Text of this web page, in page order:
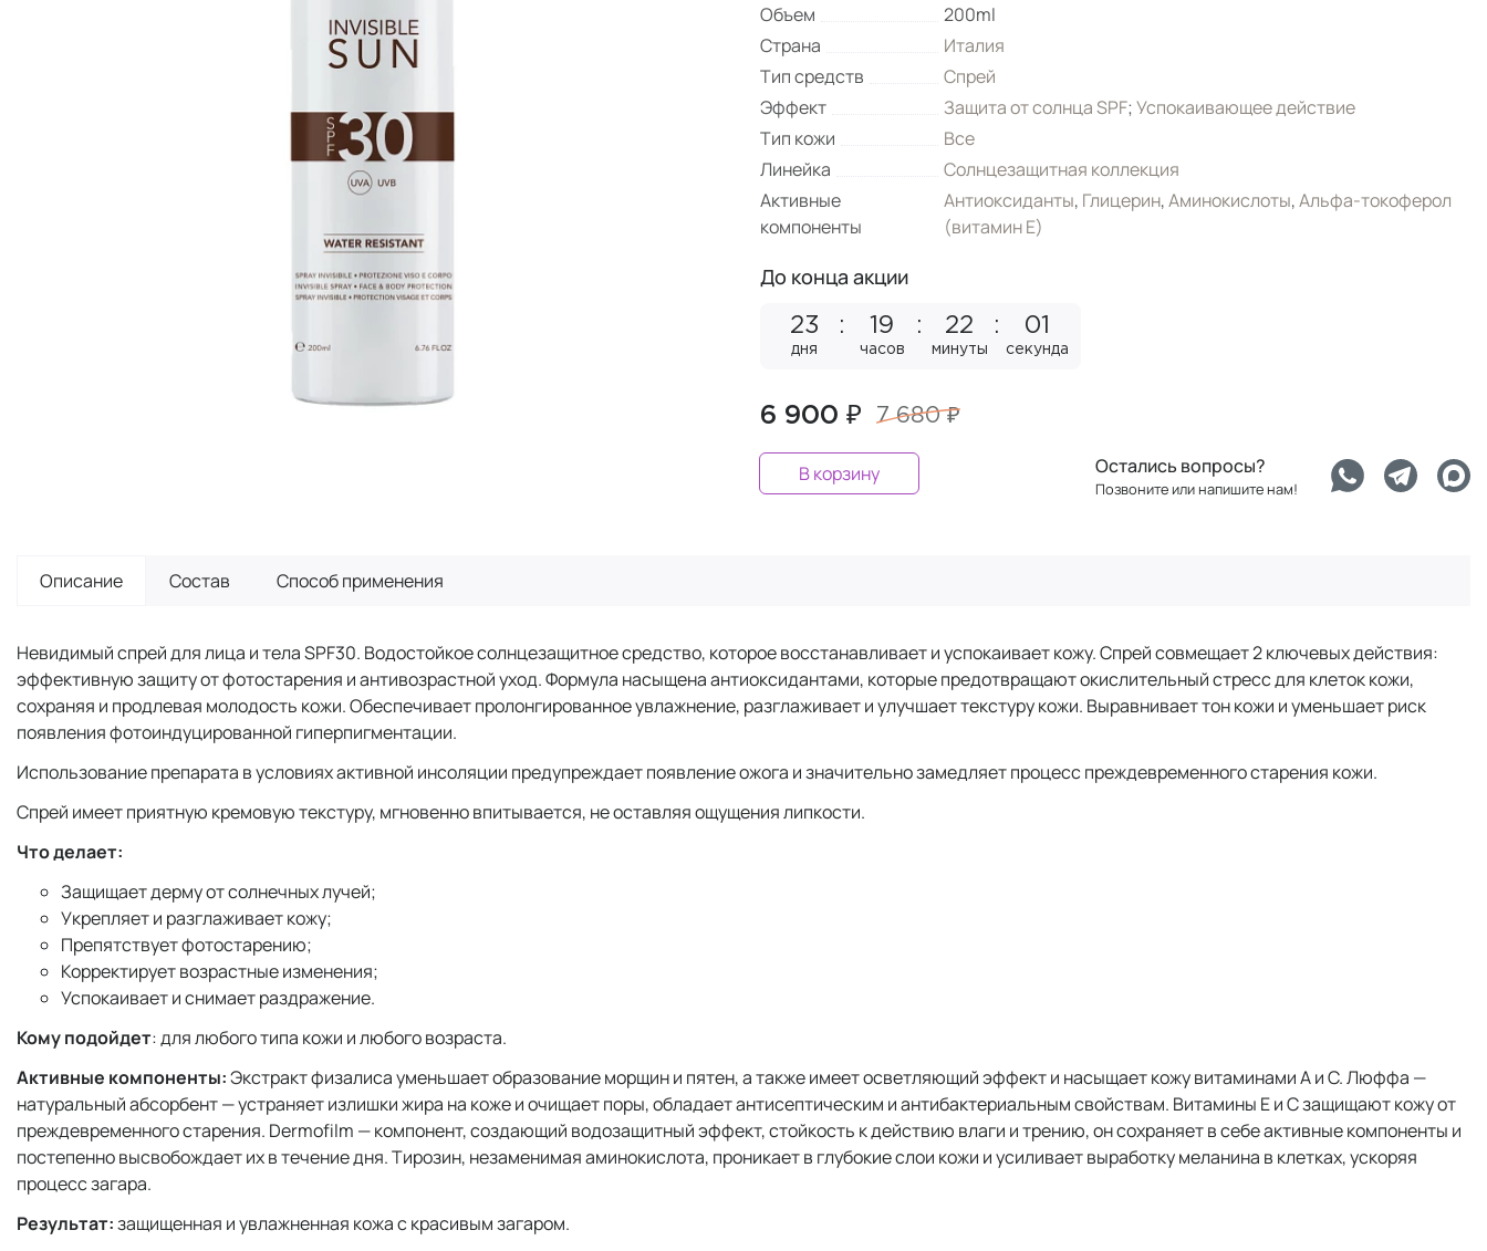
Объем
200ml
Страна
Италия
Тип средств
Спрей
Эффект
Защита от солнца SPF;Успокаивающее действие
Тип кожи
Все
Линейка
Солнцезащитная коллекция
Активные
компоненты
Антиоксиданты, Глицерин,Аминокислоты,Альфа-токоферол
(витамин Е)
До конца акции
23
дня
19
часов
22
минуты
01
секунда
6 900 ₽ 7 680 ₽
В корзину Остались вопросы?
Позвоните или напишите нам!
Описание Состав Способ применения
Невидимый спрей для лица и тела SPF30. Водостойкое солнцезащитное средство, которое восстанавливает и успокаивает кожу. Спрей совмещает 2 ключевых действия:
эффективную защиту от фотостарения и антивозрастной уход. Формула насыщена антиоксидантами, которые предотвращают окислительный стресс для клеток кожи,
сохраняя и продлевая молодость кожи. Обеспечивает пролонгированное увлажнение, разглаживает и улучшает текстуру кожи. Выравнивает тон кожи и уменьшает риск
появления фотоиндуцированной гиперпигментации.
Использование препарата в условиях активной инсоляции предупреждает появление ожога и значительно замедляет процесс преждевременного старения кожи.
Спрей имеет приятную кремовую текстуру, мгновенно впитывается, не оставляя ощущения липкости.
Что делает:
Защищает дерму от солнечных лучей;
Укрепляет и разглаживает кожу;
Препятствует фотостарению;
Корректирует возрастные изменения;
Успокаивает и снимает раздражение.
Кому подойдет: для любого типа кожи и любого возраста.
Активные компоненты:Экстракт физалиса уменьшает образование морщин и пятен, а также имеет осветляющий эффект и насыщает кожу витаминами A и C. Люффа —
натуральный абсорбент — устраняет излишки жира на коже и очищает поры, обладает антисептическим и антибактериальным свойствам. Витамины Е и С защищают кожу от
преждевременного старения. Dermofilm — компонент, создающий водозащитный эффект, стойкость к действию влаги и трению, он сохраняет в себе активные компоненты и
постепенно высвобождает их в течение дня. Тирозин, незаменимая аминокислота, проникает в глубокие слои кожи и усиливает выработку меланина в клетках, ускоряя
процесс загара.
Результат:защищенная и увлажненная кожа с красивым загаром.